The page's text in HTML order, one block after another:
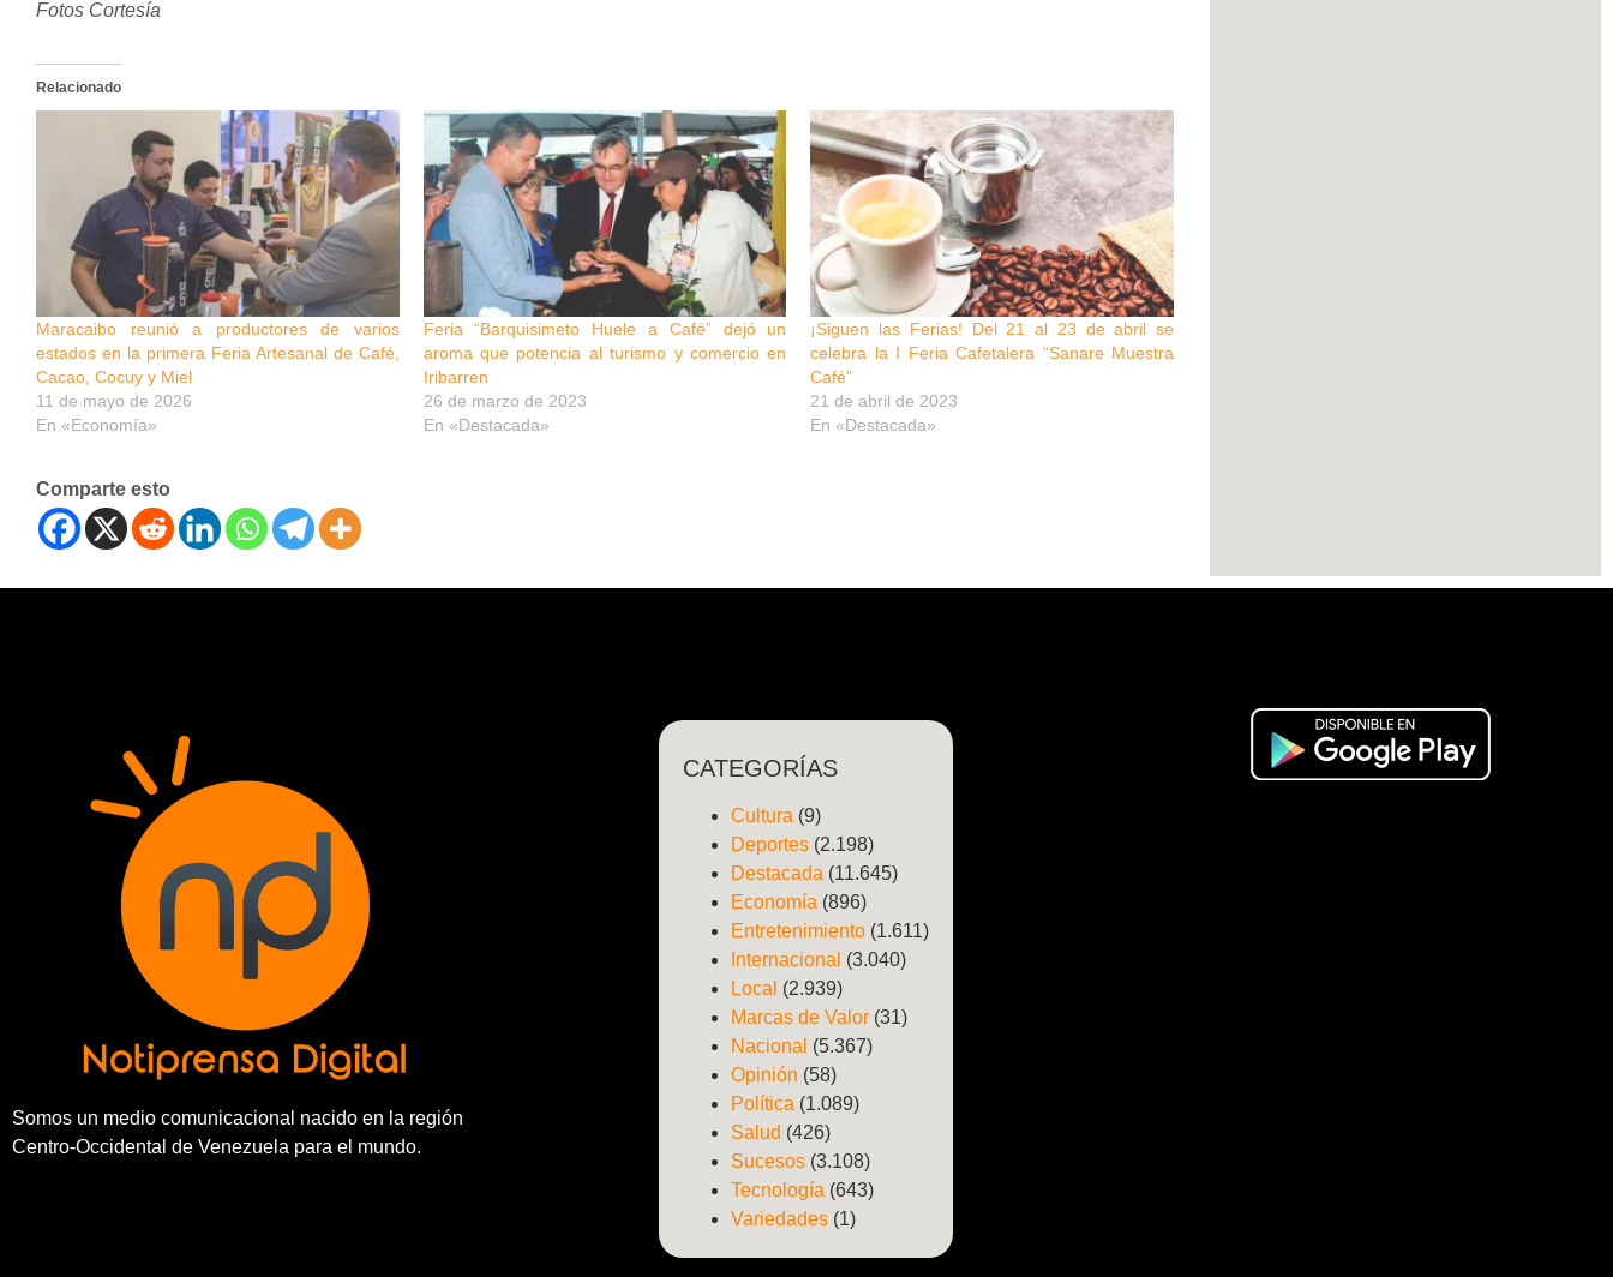
Fotos Cortesía
Relacionado
Maracaibo reunió a productores de varios
estados en la primera Feria Artesanal de Café,
Cacao, Cocuy y Miel
11 de mayo de 2026
En «Economía»
Feria “Barquisimeto Huele a Café” dejó un
aroma que potencia al turismo y comercio en
Iribarren
26 de marzo de 2023
En «Destacada»
¡Siguen las Ferias! Del 21 al 23 de abril se
celebra la I Feria Cafetalera “Sanare Muestra
Café”
21 de abril de 2023
En «Destacada»
Comparte esto
Somos un medio comunicacional nacido en la región
Centro-Occidental de Venezuela para el mundo.
CATEGORÍAS
Cultura (9)
Deportes (2.198)
Destacada (11.645)
Economía (896)
Entretenimiento (1.611)
Internacional (3.040)
Local (2.939)
Marcas de Valor (31)
Nacional (5.367)
Opinión (58)
Política (1.089)
Salud (426)
Sucesos (3.108)
Tecnología (643)
Variedades (1)